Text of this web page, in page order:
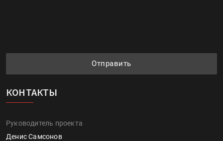
Отправить
КОНТАКТЫ
Руководитель проекта
Денис Самсонов